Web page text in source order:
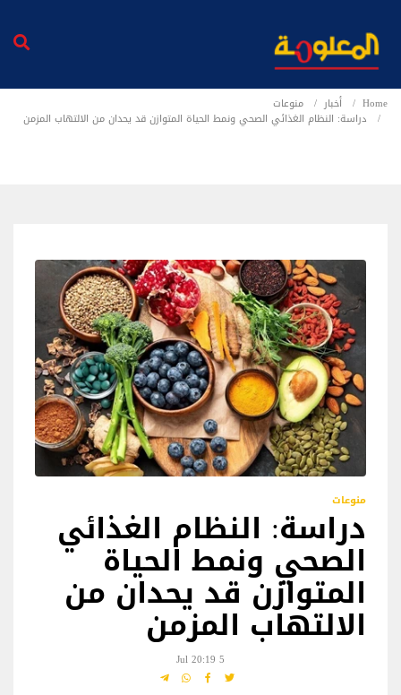
Home أخبار
منوعات
دراسة: النظام الغذائي الصحي ونمط الحياة المتوازن قد يحدان من الالتهاب المزمن
منوعات
دراسة: النظام الغذائي
الصحي ونمط الحياة
المتوازن قد يحدان من
الالتهاب المزمن
5 Jul 20:19